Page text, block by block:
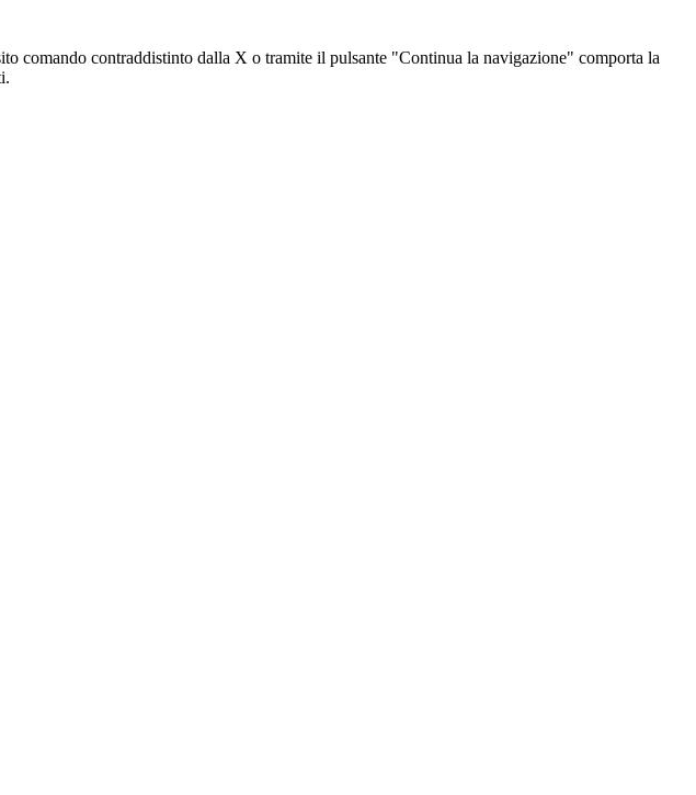
comando contraddistinto dalla X o tramite il pulsante "Continua la navigazione" comporta la